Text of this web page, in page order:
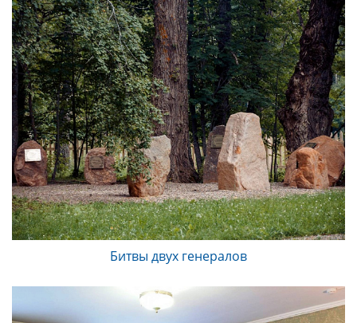
Битвы двух генералов